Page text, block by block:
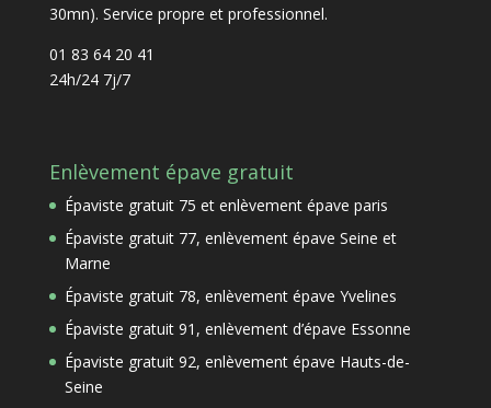
30mn). Service propre et professionnel.
01 83 64 20 41
24h/24 7j/7
Enlèvement épave gratuit
Épaviste gratuit 75 et enlèvement épave paris
Épaviste gratuit 77, enlèvement épave Seine et
Marne
Épaviste gratuit 78, enlèvement épave Yvelines
Épaviste gratuit 91, enlèvement d’épave Essonne
Épaviste gratuit 92, enlèvement épave Hauts-de-
Seine